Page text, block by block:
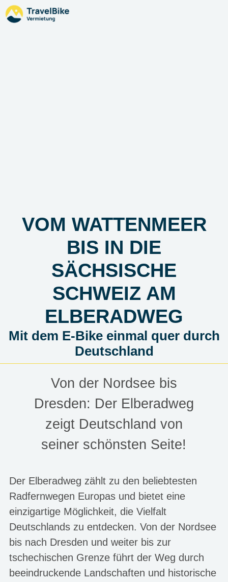
VOM WATTENMEER
BIS IN DIE
SÄCHSISCHE
SCHWEIZ AM
ELBERADWEG
Mit dem E-Bike einmal quer durch
Deutschland
Von der Nordsee bis
Dresden: Der Elberadweg
zeigt Deutschland von
seiner schönsten Seite!
Der Elberadweg zählt zu den beliebtesten
Radfernwegen Europas und bietet eine
einzigartige Möglichkeit, die Vielfalt
Deutschlands zu entdecken. Von der Nordsee
bis nach Dresden und weiter bis zur
tschechischen Grenze führt der Weg durch
beeindruckende Landschaften und historische